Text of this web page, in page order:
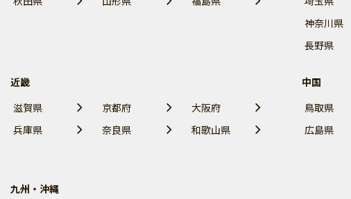
神奈川県
長野県
近畿
滋賀県
京都府
大阪府
兵庫県
奈良県 和歌山県
中国
鳥取県
広島県
九州・沖縄